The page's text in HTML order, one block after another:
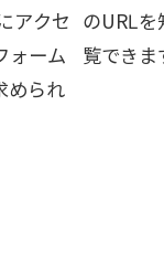
アクセ
ォーム
められ
のURLを
覧できま